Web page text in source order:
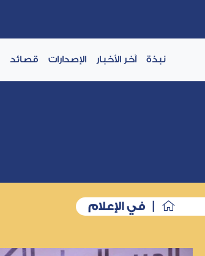
نبذة آخر الأخبار الإصدارات قصائد
| في الإعلام